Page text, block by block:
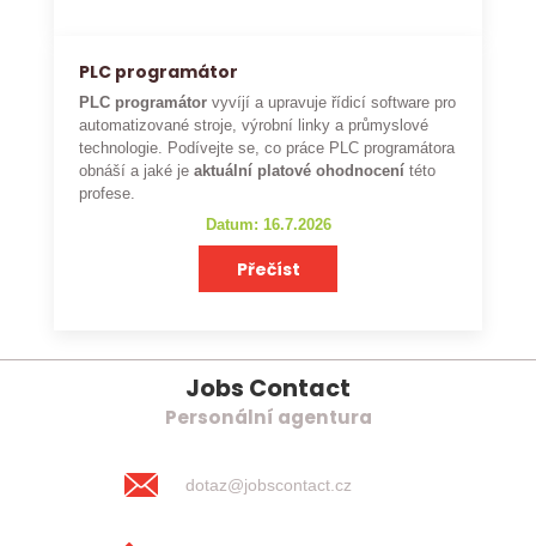
PLC programátor
PLC programátor vyvíjí a upravuje řídicí software pro
automatizované stroje, výrobní linky a průmyslové
technologie. Podívejte se, co práce PLC programátora
obnáší a jaké je aktuální platové ohodnocení této
profese.
Datum: 16.7.2026
Přečíst
Jobs Contact
Personální agentura
dotaz@jobscontact.cz